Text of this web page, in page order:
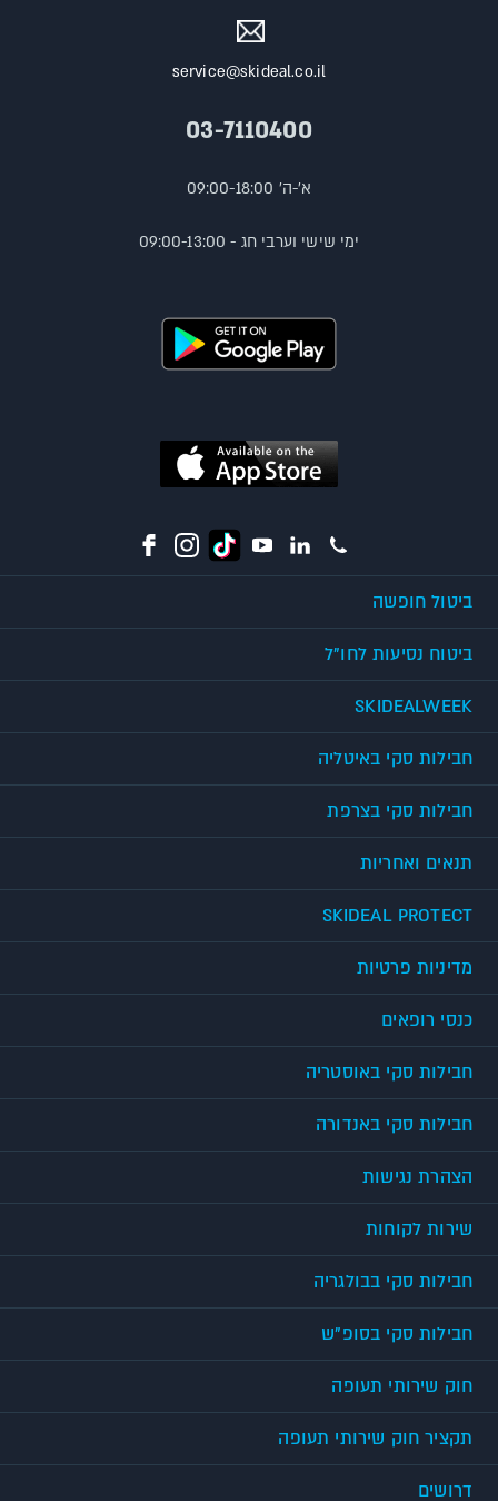
service@skideal.co.il
03-7110400
א'-ה' 09:00-18:00
ימי שישי וערבי חג - 09:00-13:00
ביטול חופשה
ביטוח נסיעות לחו"ל
SKIDEALWEEK
חבילות סקי באיטליה
חבילות סקי בצרפת
תנאים ואחריות
SKIDEAL PROTECT
מדיניות פרטיות
כנסי רופאים
חבילות סקי באוסטריה
חבילות סקי באנדורה
הצהרת נגישות
שירות לקוחות
חבילות סקי בבולגריה
חבילות סקי בסופ"ש
חוק שירותי תעופה
תקציר חוק שירותי תעופה
דרושים